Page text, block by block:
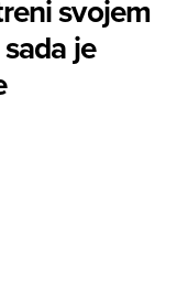
svojem
je